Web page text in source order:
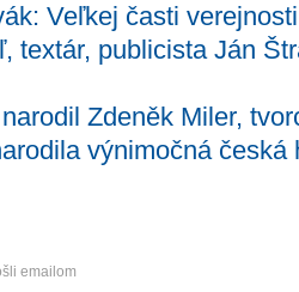
Veľkej časti
textár, publicista Ján
Zdeněk Miler,
výnimočná česká
emailom